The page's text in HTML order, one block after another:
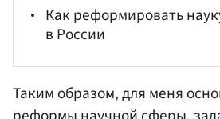
Как реформировать
в России
Таким образом, для меня